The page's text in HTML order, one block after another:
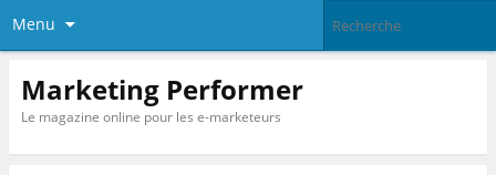
Menu
Marketing Performer
Le magazine online pour les e-marketeurs